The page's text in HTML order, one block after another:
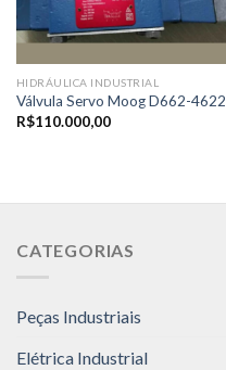
HIDRÁULICA INDUSTRIAL
Válvula Servo Moog D662-4622
R$110.000,00
CATEGORIAS
Peças Industriais
Elétrica Industrial